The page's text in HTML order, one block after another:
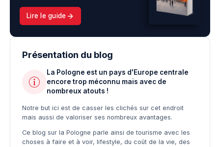
Lire le guide
Présentation du blog
La Pologne est un pays d'Europe centrale
encore trop méconnu mais avec de
nombreux atouts !
Notre but ici est de casser les clichés sur cet endroit
mais aussi de valoriser ses nombreux avantages.
Ce blog sur la Pologne parle ainsi de tourisme avec les
choses à faire et à voir, lifestyle, du coût de la vie, des